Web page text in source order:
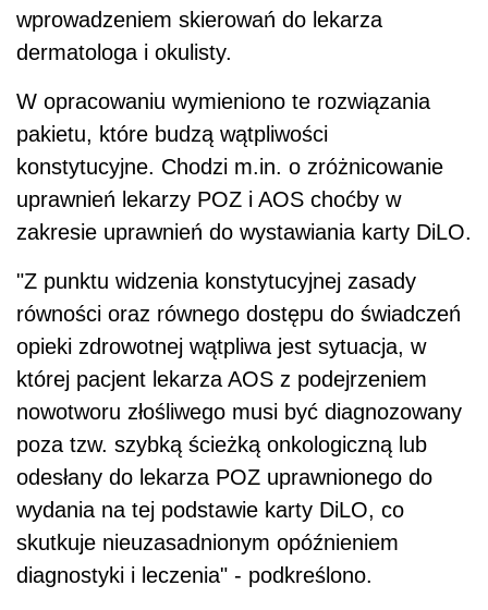
wprowadzeniem skierowań do lekarza
dermatologa i okulisty.
W opracowaniu wymieniono te rozwiązania
pakietu, które budzą wątpliwości
konstytucyjne. Chodzi m.in. o zróżnicowanie
uprawnień lekarzy POZ i AOS choćby w
zakresie uprawnień do wystawiania karty DiLO.
"Z punktu widzenia konstytucyjnej zasady
równości oraz równego dostępu do świadczeń
opieki zdrowotnej wątpliwa jest sytuacja, w
której pacjent lekarza AOS z podejrzeniem
nowotworu złośliwego musi być diagnozowany
poza tzw. szybką ścieżką onkologiczną lub
odesłany do lekarza POZ uprawnionego do
wydania na tej podstawie karty DiLO, co
skutkuje nieuzasadnionym opóźnieniem
diagnostyki i leczenia" - podkreślono.